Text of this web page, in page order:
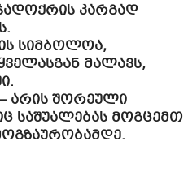
კარგად
სიმბოლოა,
მალავს,
არის შორეული
საშუალებას მოგცემთ